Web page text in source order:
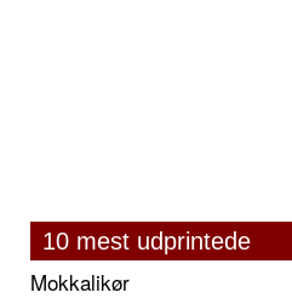
10 mest udprintede
Mokkalikør